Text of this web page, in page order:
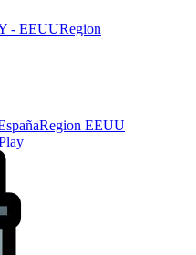
- EEUURegion
Region EEUU